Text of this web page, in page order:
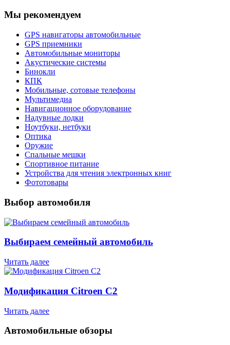
Мы рекомендуем
GPS навигаторы автомобильные
GPS приемники
Автомобильные мониторы
Акустические системы
Бинокли
КПК
Мобильные, сотовые телефоны
Мультимедиа
Навигационное оборудование
Надувные лодки
Ноутбуки, нетбуки
Оптика
Оружие
Спальные мешки
Спортивное питание
Устройства для чтения электронных книг
Фототовары
Выбор автомобиля
Выбираем семейный автомобиль
Читать далее
Модификация Citroen С2
Читать далее
Автомобильные обзоры